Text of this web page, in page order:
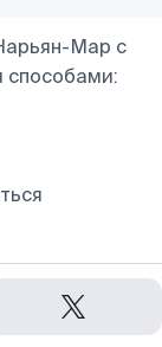
Мар с
способами: